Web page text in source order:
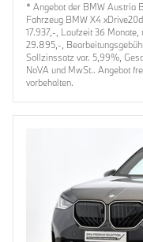
* Angebot der BMW Austria
Fahrzeug BMW X4
17.937,-, Laufzeit 36
29.895,-,
Sollzinssatz var. 5,99%,
NoVA und MwSt.. Angebot
vorbehalten.